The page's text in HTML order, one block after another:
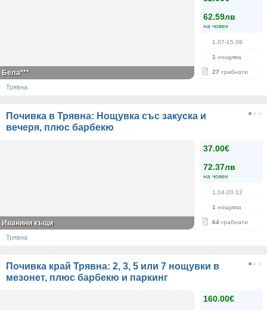
62.59лв
на човек
1.07-15.09
1 нощувка
27 грабнати
Бела***
Трявна
Почивка в Трявна: Нощувка със закуска и
вечеря, плюс барбекю
37.00€
72.37лв
на човек
1.04-20.12
1 нощувка
64 грабнати
Иванини къщи
Трявна
Почивка край Трявна: 2, 3, 5 или 7 нощувки в
мезонет, плюс барбекю и паркинг
160.00€